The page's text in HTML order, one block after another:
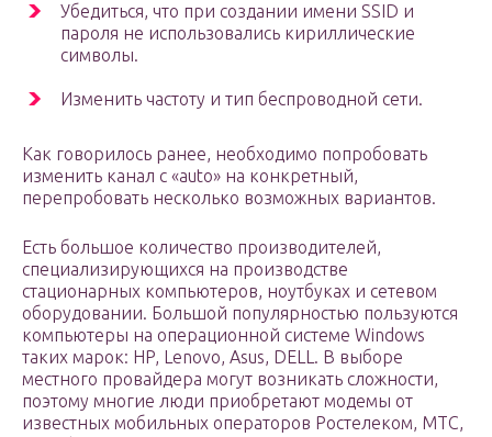
Убедиться, что при создании имени SSID и
пароля не использовались кириллические
символы.
Изменить частоту и тип беспроводной сети.
Как говорилось ранее, необходимо попробовать
изменить канал с «auto» на конкретный,
перепробовать несколько возможных вариантов.
Есть большое количество производителей,
специализирующихся на производстве
стационарных компьютеров, ноутбуках и сетевом
оборудовании. Большой популярностью пользуются
компьютеры на операционной системе Windows
таких марок: HP, Lenovo, Asus, DELL. В выборе
местного провайдера могут возникать сложности,
поэтому многие люди приобретают модемы от
известных мобильных операторов Ростелеком, МТС,